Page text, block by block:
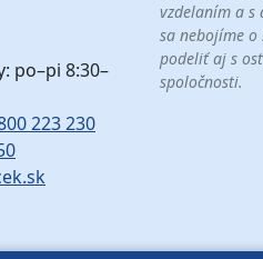
po–pi 8:30–
223 230
vzdelaním a s
sa nebojíme
podeliť aj s
spoločnosti.